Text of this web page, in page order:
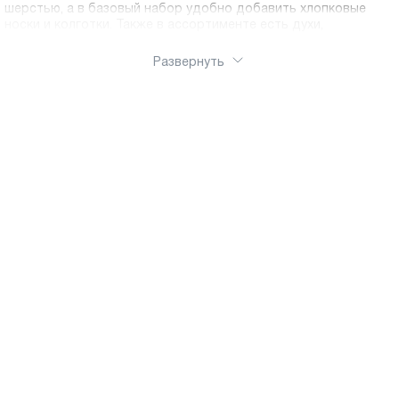
шерстью, а в базовый набор удобно добавить хлопковые
чтобы любимые пары дольше сохраняли аккуратный вид.
Развернуть